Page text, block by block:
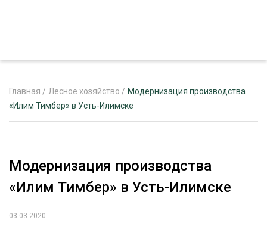
РЕКЛАМОДАТЕЛЯМ
Главная / Лесное хозяйство / Модернизация производства
«Илим Тимбер» в Усть-Илимске
Модернизация производства
«Илим Тимбер» в Усть-Илимске
03.03.2020